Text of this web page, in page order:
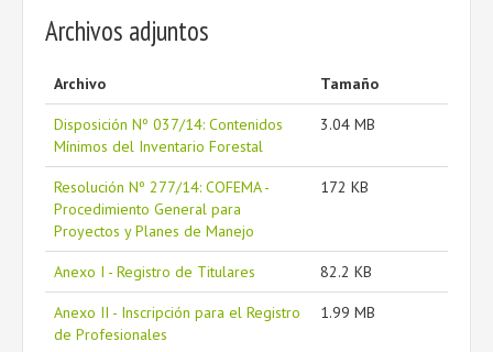
Archivos adjuntos
Archivo Tamaño
Disposición Nº 037/14: Contenidos
Mínimos del Inventario Forestal
3.04 MB
Resolución Nº 277/14: COFEMA -
Procedimiento General para
Proyectos y Planes de Manejo
172 KB
Anexo I - Registro de Titulares 82.2 KB
Anexo II - Inscripción para el Registro
de Profesionales
1.99 MB